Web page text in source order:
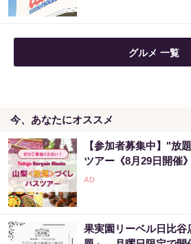
グルメ 一覧
今、あなたにオススメ
【参加者募集中】"放
ツアー《8月29日開催》
果実園リーベル日比谷